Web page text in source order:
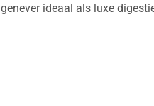
genever ideaal als luxe